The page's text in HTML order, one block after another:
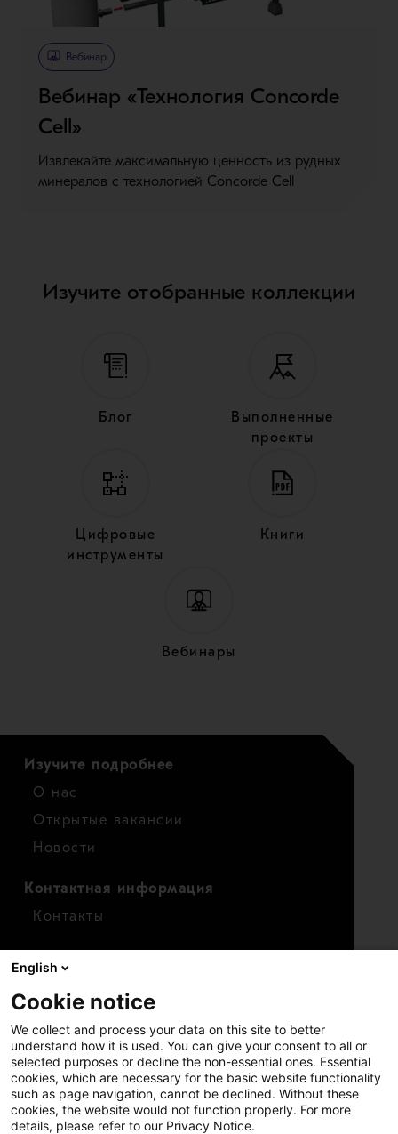
Вебинар
Вебинар «Технология Concorde
Cell»
Извлекайте максимальную ценность из рудных
минералов с технологией Concorde Cell
Изучите отобранные коллекции
Блог
Выполненные
проекты
Цифровые
инструменты
Книги
Вебинары
Изучите подробнее
О нас
Открытые вакансии
Новости
Контактная информация
Контакты
Финансовые показатели
Акции
English
Cookie notice
We collect and process your data on this site to better
understand how it is used. You can give your consent to all or
selected purposes or decline the non-essential ones. Essential
cookies, which are necessary for the basic website functionality
such as page navigation, cannot be declined. Without these
cookies, the website would not function properly. For more
details, please refer to our Privacy Notice.